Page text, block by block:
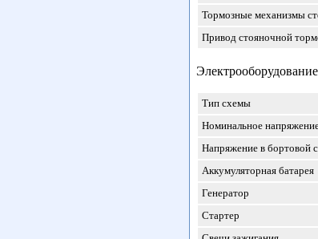
Тормозные механизмы
Привод стояночной
Электрооборудование
Тип схемы
Номинальное
Напряжение в бортовой
Аккумуляторная батарея
Генератор
Стартер